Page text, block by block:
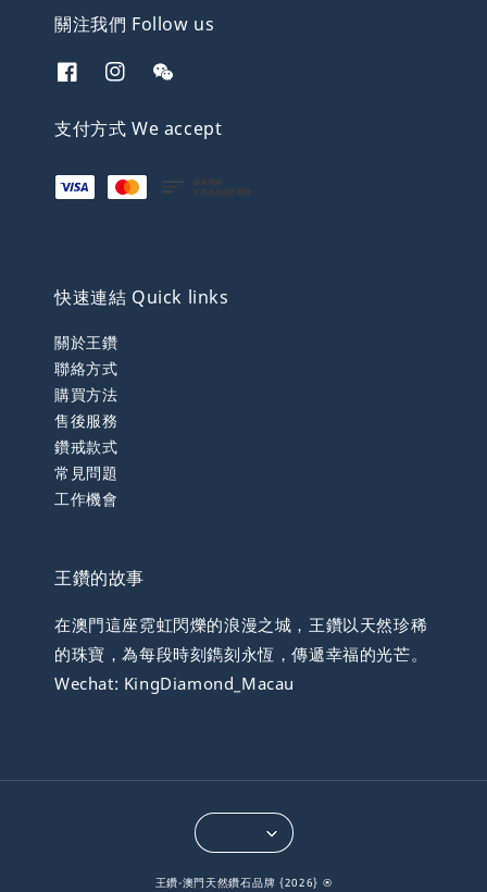
關注我們 Follow us
支付方式 We accept
快速連結 Quick links
關於王鑽
聯絡方式
購買方法
售後服務
鑽戒款式
常見問題
工作機會
王鑽的故事
在澳門這座霓虹閃爍的浪漫之城，王鑽以天然珍稀
的珠寶，為每段時刻鐫刻永恆，傳遞幸福的光芒。
Wechat: KingDiamond_Macau
王鑽-澳門天然鑽石品牌 {2026} ®